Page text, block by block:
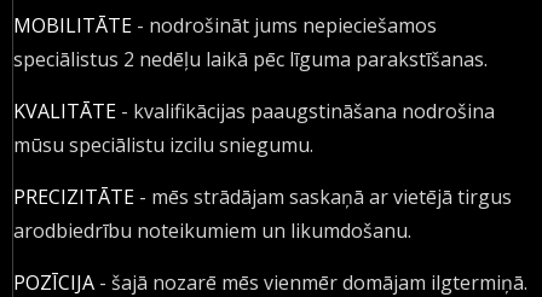
MOBILITĀTE - nodrošināt jums nepieciešamos
speciālistus 2 nedēļu laikā pēc līguma parakstīšanas.
KVALITĀTE - kvalifikācijas paaugstināšana nodrošina
mūsu speciālistu izcilu sniegumu.
PRECIZITĀTE - mēs strādājam saskaņā ar vietējā tirgus
arodbiedrību noteikumiem un likumdošanu.
POZĪCIJA - šajā nozarē mēs vienmēr domājam ilgtermiņā.